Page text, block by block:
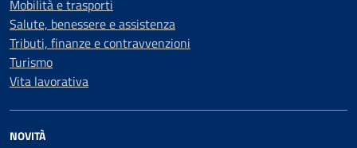
Mobilità e trasporti
Salute, benessere e assistenza
Tributi, finanze e contravvenzioni
Turismo
Vita lavorativa
NOVITÀ